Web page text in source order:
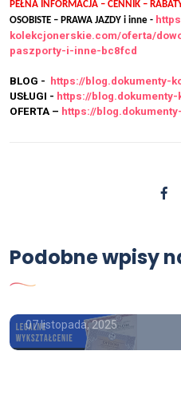
PEŁNA INFORMACJA – CENNIK –
OSOBISTE – PRAWA JAZDY i inne -
kolekcjonerskie.com/oferta/
paszporty-i-inne-bc8fcd
BLOG -
https://blog.dokumenty-
USŁUGI - https://
OFERTA – https://
Podobne wpisy
OFERTA
Kupie dyplom
07 listopada, 2025